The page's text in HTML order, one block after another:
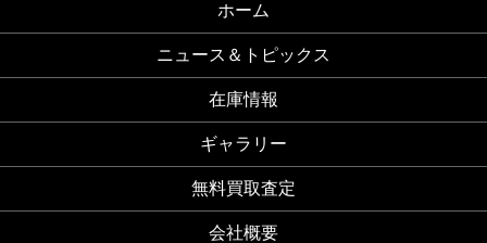
ホーム
ニュース＆トピックス
在庫情報
ギャラリー
無料買取査定
会社概要